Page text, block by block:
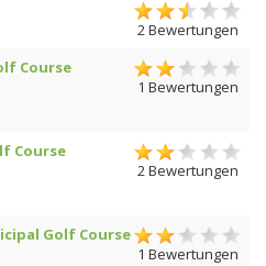
2 Bewertungen
Course
1 Bewertungen
Course
2 Bewertungen
Golf Course
1 Bewertungen